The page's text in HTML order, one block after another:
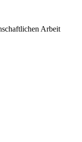
Arbeit